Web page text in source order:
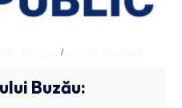
BUZAU
Buzău: